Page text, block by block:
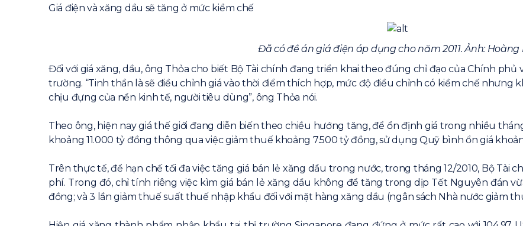
Giá điện và xăng dầu sẽ tăng ở mức kiềm chế
Đã có đề án giá điện áp dụng cho năm 2011. Ảnh: Hoàng
Đối với giá xăng, dầu, ông Thỏa cho biết Bộ Tài chính đang triển khai theo đúng chỉ đạo của Chính
trường. “Tinh thần là sẽ điều chỉnh giá vào thời điểm thích hợp, mức độ điều chỉnh có kiềm chế nhưng
chịu đựng của nền kinh tế, người tiêu dùng”, ông Thỏa nói.
Theo ông, hiện nay giá thế giới đang diễn biến theo chiều hướng tăng, để ổn định giá trong nhiều
khoảng 11.000 tỷ đồng thông qua việc giảm thuế khoảng 7.500 tỷ đồng, sử dụng Quỹ bình ổn giá
Trên thực tế, để hạn chế tối đa việc tăng giá bán lẻ xăng dầu trong nước, trong tháng 12/2010, Bộ Tài
phí. Trong đó, chỉ tính riêng việc kìm giá bán lẻ xăng dầu không để tăng trong dịp Tết Nguyên đán
đồng; và 3 lần giảm thuế suất thuế nhập khẩu đối với mặt hàng xăng dầu (ngân sách Nhà nước giảm